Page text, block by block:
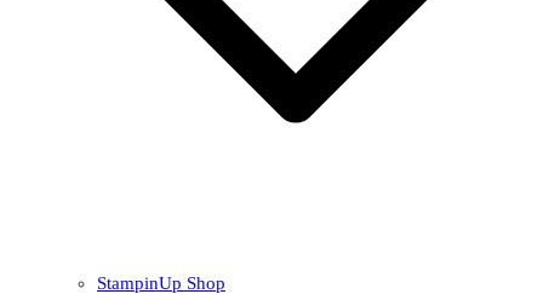
StampinUp Shop